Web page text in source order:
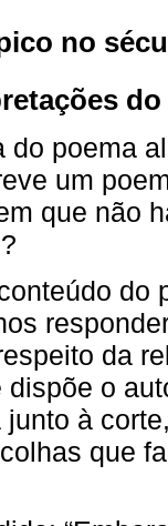
no
do poema
um
que não
do
da
dispõe o
à
que